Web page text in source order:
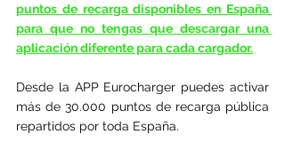
puntos de recarga disponibles en España
para que no tengas que descargar una
aplicación diferente para cada cargador.
Desde la APP Eurocharger puedes activar
más de 30.000 puntos de recarga pública
repartidos por toda España.